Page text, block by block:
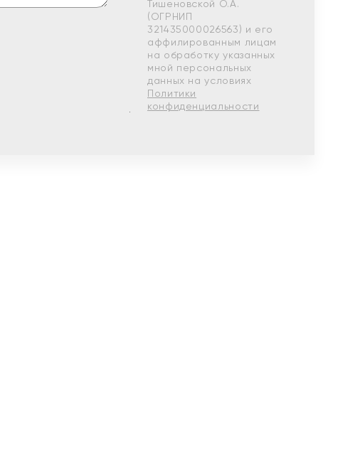
Тишеновской О.А.
(ОГРНИП
321435000026563) и его
аффилированным лицам
на обработку указанных
мной персональных
данных на условиях
Политики
конфиденциальности